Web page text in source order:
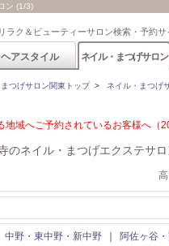
ン (1/3)
ラク＆ビューティーサロン検索・予約サ
ヘアスタイル ネイル・まつげサロン
つげサロン関東トップ> ネイル・まつげ
域へご予約されているお客様へ（
のネイル・まつげエクステサロ
中野・東中野・新中野 阿佐ヶ谷